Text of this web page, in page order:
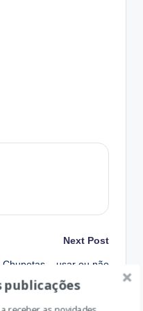
Next Post
Chupetas – usar ou não
publicações